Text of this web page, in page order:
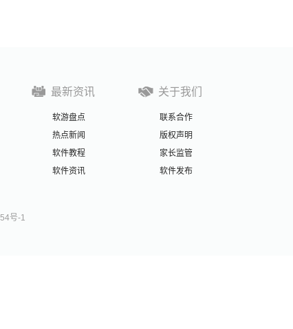
最新资讯
软游盘点
热点新闻
软件教程
软件资讯
关于我们
联系合作
版权声明
家长监管
软件发布
号-1